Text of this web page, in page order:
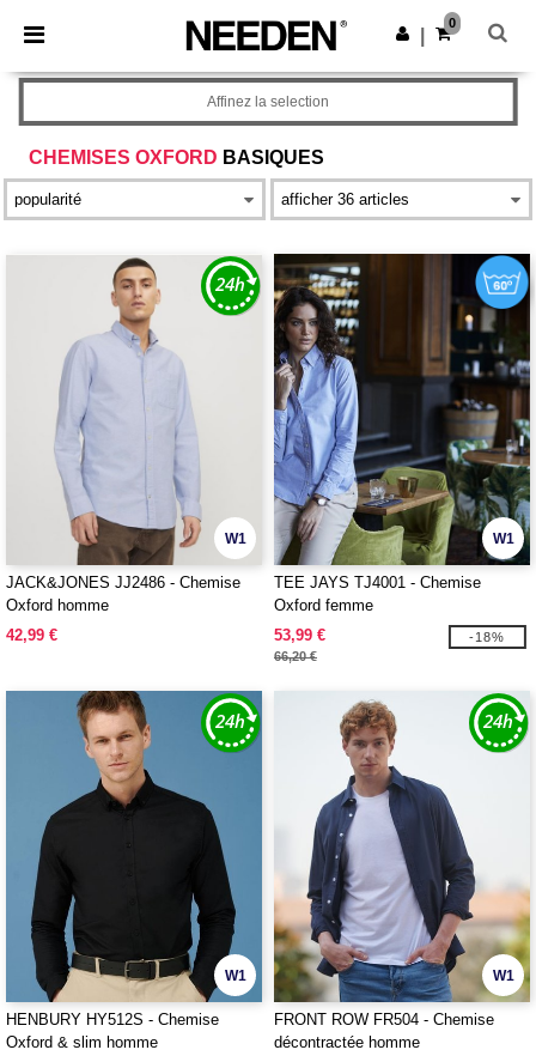
× Appli Needen
Meilleurs prix sur l’app !
Obtenir l'appli
0
CHEMISES OXFORD BASIQUES
Affinez la selection
W1
JACK&JONES JJ2486 - Chemise
Oxford homme
42,99 €
W1
TEE JAYS TJ4001 - Chemise
Oxford femme
53,99 €
66,20 €
-18%
W1
HENBURY HY512S - Chemise
Oxford & slim homme
W1
FRONT ROW FR504 - Chemise
décontractée homme